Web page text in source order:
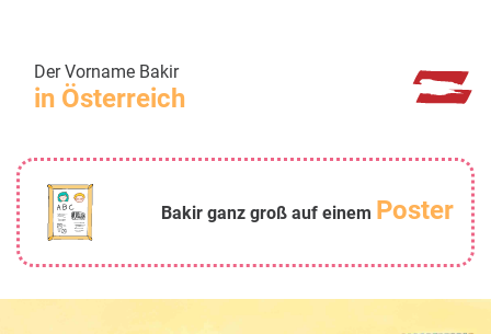
Der Vorname Bakir
in Österreich
Bakir ganz groß auf einem Poster